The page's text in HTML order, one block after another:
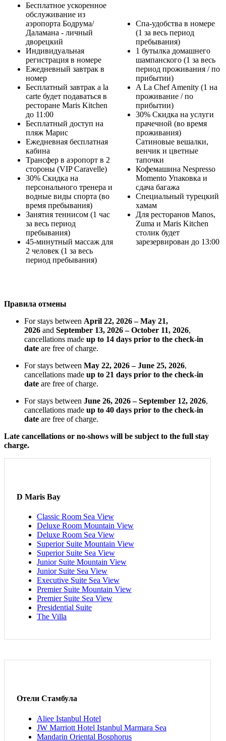
Бесплатное ускоренное
обслуживание из
аэропорта Бодрума/
Даламана - личный
дворецкий
Индивидуальная
регистрация в номере
Ежедневный завтрак в
номер
Бесплатный завтрак a la
carte будет подаваться в
ресторане Maris Kitchen
до 11:00
Бесплатный доступ на
пляж Марис
Ежедневная бесплатная
кабина
Трансфер в аэропорт в 2
стороны (VIP Caravelle)
30% Скидка на
персонального тренера и
водные виды спорта (во
время пребывания)
Занятия теннисом (1 час
за весь период
пребывания)
45-минутный массаж для
2 человек (1 за весь
период пребывания)
Спа-удобства в номере
(1 за весь период
пребывания)
1 бутылка домашнего
шампанского (1 за весь
период проживания / по
прибытии)
A La Chef Amenity (1 на
проживание / по
прибытии)
30% Скидка на услуги
прачечной (во время
проживания)
Сатиновые вешалки,
венчик и цветные
тапочки
Кофемашина Nespresso
Momento Упаковка и
сдача багажа
Специальный турецкий
хамам
Для ресторанов Manos,
Zuma и Maris Kitchen
столик будет
зарезервирован до 13:00
Правила отмены
For stays between April 22, 2026 – May 21,
2026 and September 13, 2026 – October 11, 2026,
cancellations made up to 14 days prior to the check-in
date are free of charge.
For stays between May 22, 2026 – June 25, 2026,
cancellations made up to 21 days prior to the check-in
date are free of charge.
For stays between June 26, 2026 – September 12, 2026,
cancellations made up to 40 days prior to the check-in
date are free of charge.
Late cancellations or no-shows will be subject to the full stay
charge.
D Maris Bay
Classic Room Sea View
Deluxe Room Mountain View
Deluxe Room Sea View
Superior Suite Mountain View
Superior Suite Sea View
Junior Suite Mountain View
Junior Suite Sea View
Executive Suite Sea View
Premier Suite Mountain View
Premier Suite Sea View
Presidential Suite
The Villa
Отели Стамбула
Aliee Istanbul Hotel
JW Marriott Hotel Istanbul Marmara Sea
Mandarin Oriental Bosphorus